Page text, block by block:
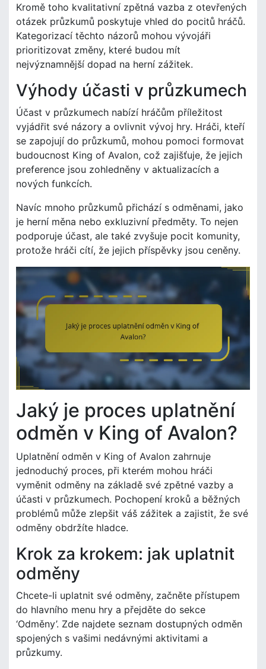
Kromě toho kvalitativní zpětná vazba z otevřených
otázek průzkumů poskytuje vhled do pocitů hráčů.
Kategorizací těchto názorů mohou vývojáři
prioritizovat změny, které budou mít
nejvýznamnější dopad na herní zážitek.
Výhody účasti v průzkumech
Účast v průzkumech nabízí hráčům příležitost
vyjádřit své názory a ovlivnit vývoj hry. Hráči, kteří
se zapojují do průzkumů, mohou pomoci formovat
budoucnost King of Avalon, což zajišťuje, že jejich
preference jsou zohledněny v aktualizacích a
nových funkcích.
Navíc mnoho průzkumů přichází s odměnami, jako
je herní měna nebo exkluzivní předměty. To nejen
podporuje účast, ale také zvyšuje pocit komunity,
protože hráči cítí, že jejich příspěvky jsou ceněny.
Jaký je proces uplatnění
odměn v King of Avalon?
Uplatnění odměn v King of Avalon zahrnuje
jednoduchý proces, při kterém mohou hráči
vyměnit odměny na základě své zpětné vazby a
účasti v průzkumech. Pochopení kroků a běžných
problémů může zlepšit váš zážitek a zajistit, že své
odměny obdržíte hladce.
Krok za krokem: jak uplatnit
odměny
Chcete-li uplatnit své odměny, začněte přístupem
do hlavního menu hry a přejděte do sekce
‘Odměny’. Zde najdete seznam dostupných odměn
spojených s vašimi nedávnými aktivitami a
průzkumy.